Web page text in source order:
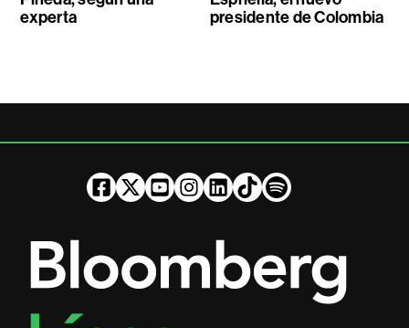
experta
presidente de Colombia